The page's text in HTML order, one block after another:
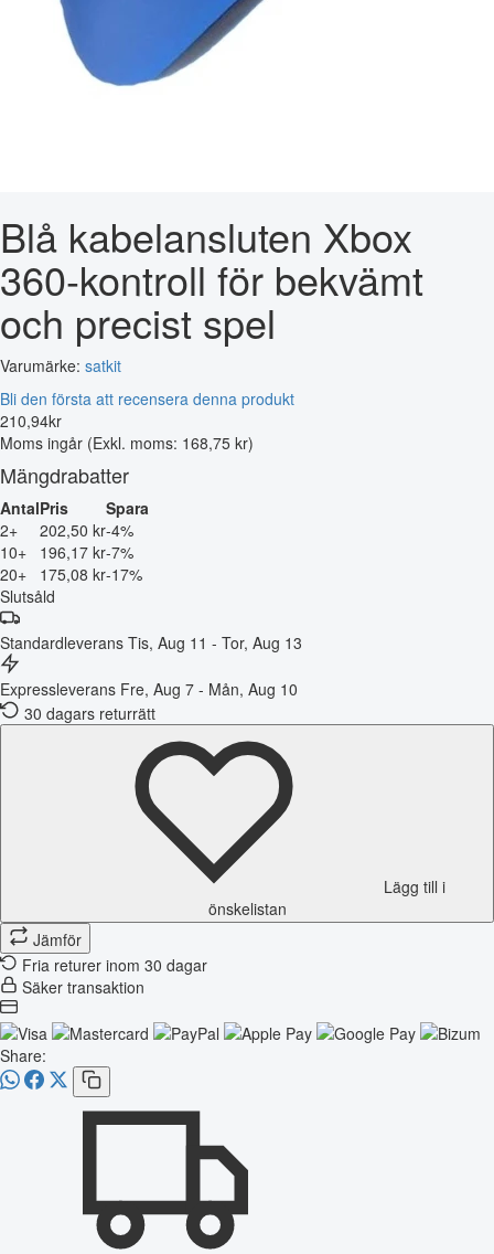
Blå kabelansluten Xbox
360-kontroll för bekvämt
och precist spel
Varumärke: satkit
Bli den första att recensera denna produkt
210,94kr
Moms ingår (Exkl. moms: 168,75 kr)
Mängdrabatter
AntalPris
Spara
2+
202,50 kr-4%
10+
196,17 kr-7%
20+
175,08 kr-17%
Slutsåld
Standardleverans Tis, Aug 11 - Tor, Aug 13
Expressleverans Fre, Aug 7 - Mån, Aug 10
30 dagars returrätt
Lägg till i
önskelistan
Jämför
Fria returer inom 30 dagar
Säker transaktion
Share: